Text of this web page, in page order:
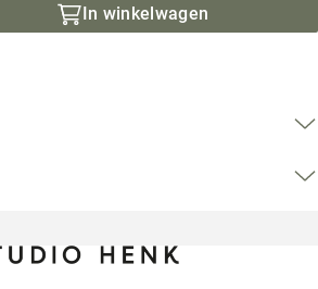
Alle
In winkelwagen